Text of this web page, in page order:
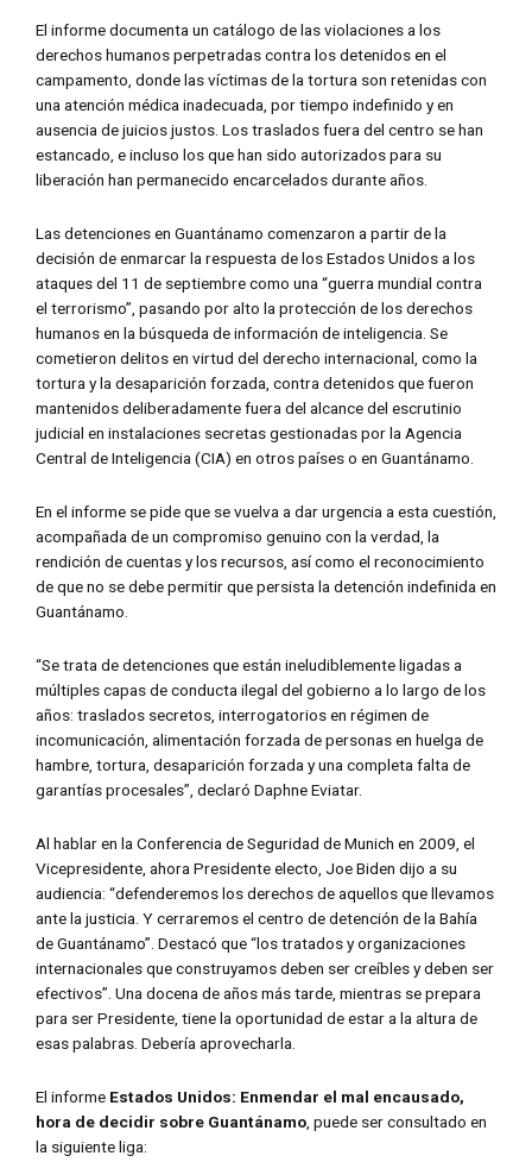
El informe documenta un catálogo de las violaciones a los
derechos humanos perpetradas contra los detenidos en el
campamento, donde las víctimas de la tortura son retenidas con
una atención médica inadecuada, por tiempo indefinido y en
ausencia de juicios justos. Los traslados fuera del centro se han
estancado, e incluso los que han sido autorizados para su
liberación han permanecido encarcelados durante años.
Las detenciones en Guantánamo comenzaron a partir de la
decisión de enmarcar la respuesta de los Estados Unidos a los
ataques del 11 de septiembre como una “guerra mundial contra
el terrorismo”, pasando por alto la protección de los derechos
humanos en la búsqueda de información de inteligencia. Se
cometieron delitos en virtud del derecho internacional, como la
tortura y la desaparición forzada, contra detenidos que fueron
mantenidos deliberadamente fuera del alcance del escrutinio
judicial en instalaciones secretas gestionadas por la Agencia
Central de Inteligencia (CIA) en otros países o en Guantánamo.
En el informe se pide que se vuelva a dar urgencia a esta cuestión,
acompañada de un compromiso genuino con la verdad, la
rendición de cuentas y los recursos, así como el reconocimiento
de que no se debe permitir que persista la detención indefinida en
Guantánamo.
“Se trata de detenciones que están ineludiblemente ligadas a
múltiples capas de conducta ilegal del gobierno a lo largo de los
años: traslados secretos, interrogatorios en régimen de
incomunicación, alimentación forzada de personas en huelga de
hambre, tortura, desaparición forzada y una completa falta de
garantías procesales”, declaró Daphne Eviatar.
Al hablar en la Conferencia de Seguridad de Munich en 2009, el
Vicepresidente, ahora Presidente electo, Joe Biden dijo a su
audiencia: “defenderemos los derechos de aquellos que llevamos
ante la justicia. Y cerraremos el centro de detención de la Bahía
de Guantánamo”. Destacó que “los tratados y organizaciones
internacionales que construyamos deben ser creíbles y deben ser
efectivos”. Una docena de años más tarde, mientras se prepara
para ser Presidente, tiene la oportunidad de estar a la altura de
esas palabras. Debería aprovecharla.
El informe Estados Unidos: Enmendar el mal encausado,
hora de decidir sobre Guantánamo , puede ser consultado en
la siguiente liga: